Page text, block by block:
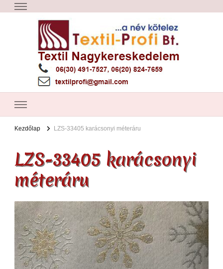
Textil Győr
Textil nagykereskedelem – Győr
Kezdőlap LZS-33405 karácsonyi méteráru
LZS-33405 karácsonyi
méteráru